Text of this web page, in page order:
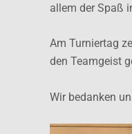
allem der Spaß
Am Turniertag
den Teamgeist
Wir bedanken